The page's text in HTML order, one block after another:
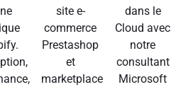
site e-
commerce
Prestashop
et
marketplace
dans le
Cloud avec
notre
consultant
Microsoft